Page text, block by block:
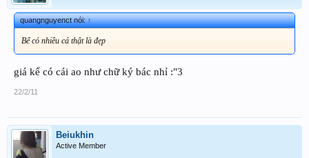
quangnguyenct nói:↑
Bể có nhiều cá thật là đẹp
giá kể có cái ao như chữ ký bác nhỉ :"3
22/2/11
Beiukhin
Active Member